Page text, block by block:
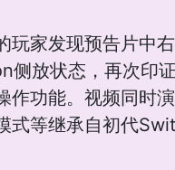
玩家发现预告片中
侧放状态，再次印
作功能。视频同时
式等继承自初代